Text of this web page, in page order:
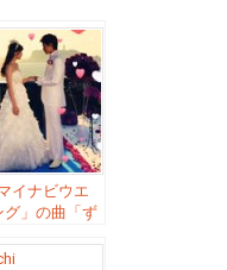
イナビウエ
グ」の曲「ず
香」